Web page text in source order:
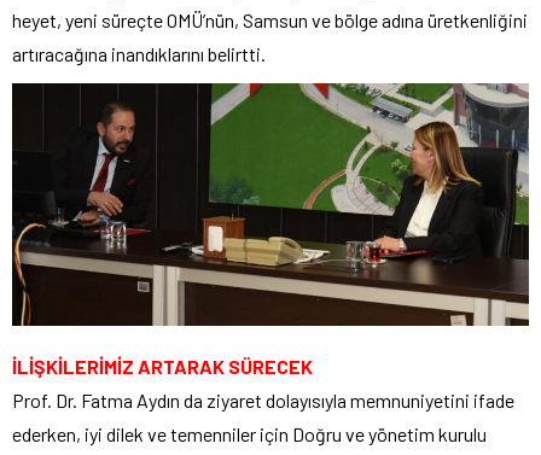
heyet, yeni süreçte OMÜ’nün, Samsun ve bölge adına üretkenliğini
artıracağına inandıklarını belirtti.
İLİŞKİLERİMİZ ARTARAK SÜRECEK
Prof. Dr. Fatma Aydın da ziyaret dolayısıyla memnuniyetini ifade
ederken, iyi dilek ve temenniler için Doğru ve yönetim kurulu